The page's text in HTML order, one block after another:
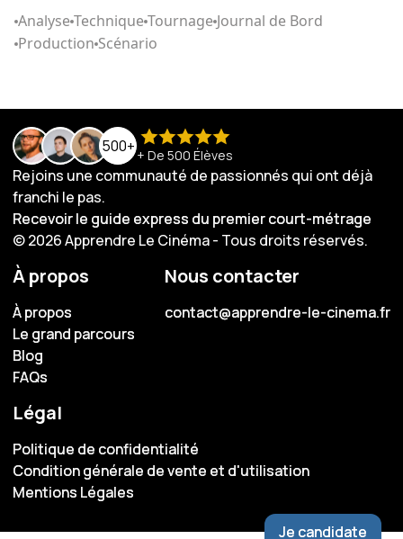
AnalyseTechniqueTournage Journal de Bord
Production Scénario
500+ + De 500 Élèves
Rejoins une communauté de passionnés qui ont déjà
franchi le pas.
Recevoir le guide express du premier court-métrage
Recevoir le guide express du premier court-métrage
© 2026 Apprendre Le Cinéma - Tous droits réservés.
À propos
À propos
À propos
Le grand parcours
Le grand parcours
Blog
Blog
FAQs
FAQs
Nous contacter
contact@apprendre-le-cinema.fr
contact@apprendre-le-cinema.fr
Légal
Politique de confidentialité
Politique de confidentialité
Condition générale de vente et d'utilisation
Condition générale de vente et d'utilisation
Mentions Légales
Mentions Légales
Je candidate
Je candidate